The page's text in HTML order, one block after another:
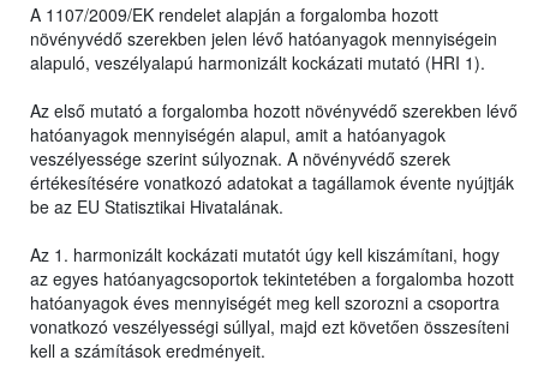
A 1107/2009/EK rendelet alapján a forgalomba hozott
növényvédő szerekben jelen lévő hatóanyagok mennyiségein
alapuló, veszélyalapú harmonizált kockázati mutató (HRI 1).
Az első mutató a forgalomba hozott növényvédő szerekben lévő
hatóanyagok mennyiségén alapul, amit a hatóanyagok
veszélyessége szerint súlyoznak. A növényvédő szerek
értékesítésére vonatkozó adatokat a tagállamok évente nyújtják
be az EU Statisztikai Hivatalának.
Az 1. harmonizált kockázati mutatót úgy kell kiszámítani, hogy
az egyes hatóanyagcsoportok tekintetében a forgalomba hozott
hatóanyagok éves mennyiségét meg kell szorozni a csoportra
vonatkozó veszélyességi súllyal, majd ezt követően összesíteni
kell a számítások eredményeit.